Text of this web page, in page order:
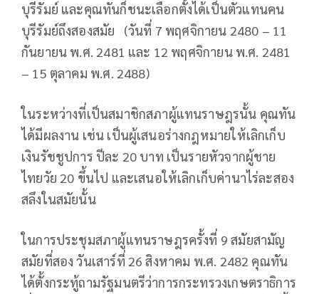
บุรีรัมย์ และคุณทันก็ชนะเลือกตั้งได้เป็นตัวแทนคน
บุรีรัมย์ถึงสองสมัย (วันที่ 7 พฤศจิกายน 2480 – 11
กันยายน พ.ศ. 2481 และ 12 พฤศจิกายน พ.ศ. 2481
– 15 ตุลาคม พ.ศ. 2488)
ในระหว่างที่เป็นสมาชิกสภาผู้แทนราษฎรนั้น คุณทัน
ได้มีผลงาน เช่น เป็นผู้เสนอร่างกฎหมายให้เลิกเก็บ
เงินรัชชูปการ ปีละ 20 บาท เป็นรายหัวจากผู้ชาย
ไทยวัย 20 ขึ้นไป และเสนอให้เลิกเก็บค่านาไร่ละสอง
สลึงในสมัยนั้น
ในการประชุมสภาผู้แทนราษฎรครั้งที่ 9 สมัยสามัญ
สมัยที่สอง วันเสาร์ที่ 26 สิงหาคม พ.ศ. 2482 คุณทัน
ได้ตั้งกระทู้ถามรัฐมนตรีว่าการกระทรวงเกษตราธิการ